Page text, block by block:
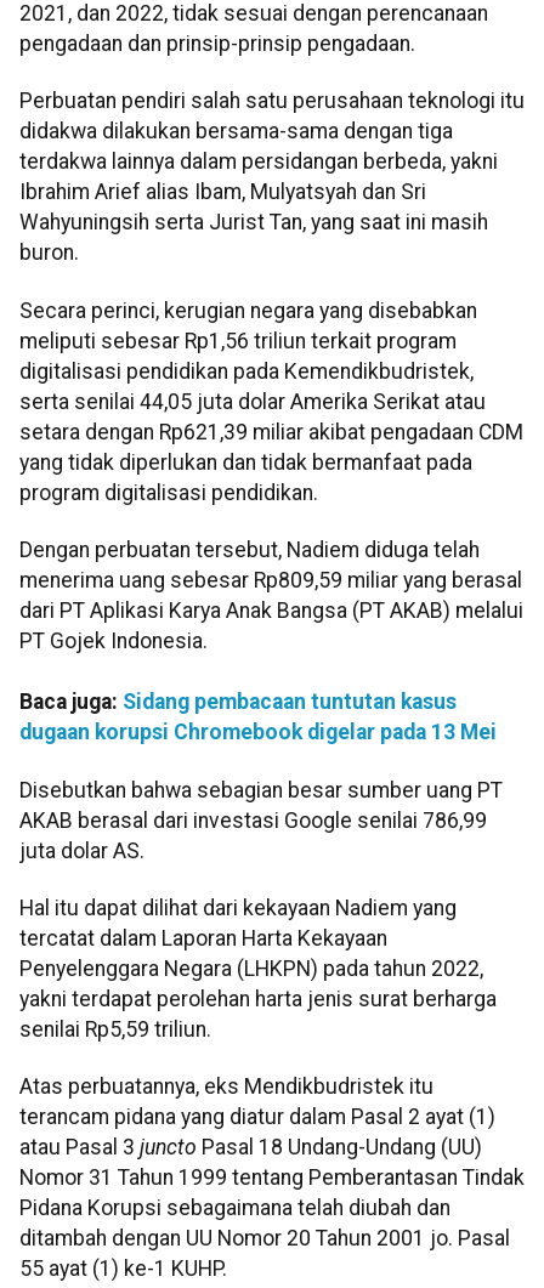
2021, dan 2022, tidak sesuai dengan perencanaan
pengadaan dan prinsip-prinsip pengadaan.
Perbuatan pendiri salah satu perusahaan teknologi itu
didakwa dilakukan bersama-sama dengan tiga
terdakwa lainnya dalam persidangan berbeda, yakni
Ibrahim Arief alias Ibam, Mulyatsyah dan Sri
Wahyuningsih serta Jurist Tan, yang saat ini masih
buron.
Secara perinci, kerugian negara yang disebabkan
meliputi sebesar Rp1,56 triliun terkait program
digitalisasi pendidikan pada Kemendikbudristek,
serta senilai 44,05 juta dolar Amerika Serikat atau
setara dengan Rp621,39 miliar akibat pengadaan CDM
yang tidak diperlukan dan tidak bermanfaat pada
program digitalisasi pendidikan.
Dengan perbuatan tersebut, Nadiem diduga telah
menerima uang sebesar Rp809,59 miliar yang berasal
dari PT Aplikasi Karya Anak Bangsa (PT AKAB) melalui
PT Gojek Indonesia.
Baca juga: Sidang pembacaan tuntutan kasus
dugaan korupsi Chromebook digelar pada 13 Mei
Disebutkan bahwa sebagian besar sumber uang PT
AKAB berasal dari investasi Google senilai 786,99
juta dolar AS.
Hal itu dapat dilihat dari kekayaan Nadiem yang
tercatat dalam Laporan Harta Kekayaan
Penyelenggara Negara (LHKPN) pada tahun 2022,
yakni terdapat perolehan harta jenis surat berharga
senilai Rp5,59 triliun.
Atas perbuatannya, eks Mendikbudristek itu
terancam pidana yang diatur dalam Pasal 2 ayat (1)
atau Pasal 3 juncto Pasal 18 Undang-Undang (UU)
Nomor 31 Tahun 1999 tentang Pemberantasan Tindak
Pidana Korupsi sebagaimana telah diubah dan
ditambah dengan UU Nomor 20 Tahun 2001 jo. Pasal
55 ayat (1) ke-1 KUHP.